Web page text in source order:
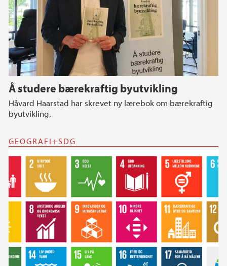
Å studere bærekraftig byutvikling
Håvard Haarstad har skrevet ny lærebok om bærekraftig
byutvikling.
GEOGRAFI+SDG